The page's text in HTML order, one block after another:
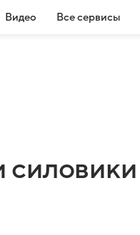
Видео Все сервисы
силовики